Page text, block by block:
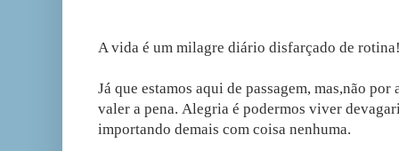
A vida é um milagre diário disfarçado de
Já que estamos aqui de passagem, mas,não por
valer a pena. Alegria é podermos viver
importando demais com coisa nenhuma.